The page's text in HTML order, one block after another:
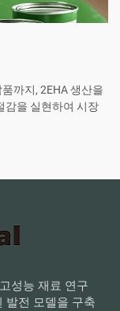
까지, 2EHA 생산을
감을 실현하여 시장
성능 재료 연구
발전 모델을 구축